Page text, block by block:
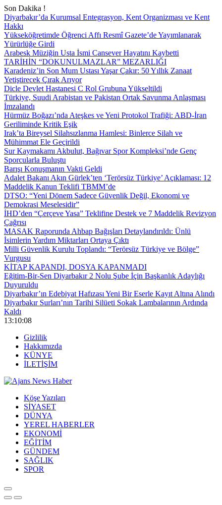
Son Dakika !
Diyarbakır’da Kurumsal Entegrasyon, Kent Organizması ve Kent
Hakkı
Yükseköğretimde Öğrenci Affı Resmî Gazete’de Yayımlanarak
Yürürlüğe Girdi
Arabesk Müziğin Usta İsmi Cansever Hayatını Kaybetti
TARİHİN “DOKUNULMAZLAR” MEZARLIĞI
Karadeniz’in Son Mum Ustası Yaşar Çakır: 50 Yıllık Zanaat
Yetiştirecek Çırak Arıyor
Dicle Devlet Hastanesi C Rol Grubuna Yükseltildi
Türkiye, Suudi Arabistan ve Pakistan Ortak Savunma Anlaşması
İmzalandı
Hürmüz Boğazı’nda Ateşkes ve Yeni Protokol Trafiği: ABD-İran
Geriliminde Kritik Eşik
Irak’ta Bireysel Silahsızlanma Hamlesi: Binlerce Silah ve
Mühimmat Ele Geçirildi
Sur Kaymakamı Akbulut, Bağıvar Spor Kompleksi’nde Genç
Sporcularla Buluştu
Barışı Konuşmanın Vakti Geldi
Adalet Bakanı Akın Gürlek’ten ‘Terörsüz Türkiye’ Açıklaması: 12
Maddelik Kanun Teklifi TBMM’de
DTSO: “Yeni Dönem Sadece Güvenlik Değil, Ekonomi ve
Demokrasi Meselesidir”
İHD’den “Çerçeve Yasa” Teklifine Destek ve 7 Maddelik Revizyon
Çağrısı
MASAK Raporunda Ahbap Bağışları Detaylandırıldı: Ünlü
İsimlerin Yardım Miktarları Ortaya Çıktı
Milli Güvenlik Kurulu Toplandı: “Terörsüz Türkiye ve Bölge”
Vurgusu
KİTAP KAPANDI, DOSYA KAPANMADI
Eğitim-Bir-Sen Diyarbakır 2 Nolu Şube İçin Başkanlık Adaylığı
Duyuruldu
Diyarbakır’ın Edebiyat Hafızası Yeni Bir Eserle Kayıt Altına Alındı
Diyarbakır Surları’nın Tarihi Silüeti Sokak Lambalarının Ardında
Kaldı
13:10:09
Gizlilik
Hakkımızda
KÜNYE
İLETİŞİM
Köşe Yazıları
SİYASET
DÜNYA
YEREL HABERLER
EKONOMİ
EĞİTİM
GÜNDEM
SAĞLIK
SPOR